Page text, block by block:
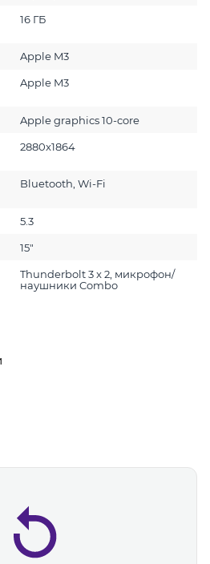
16 ГБ
Apple M3
Apple M3
Apple graphics 10-core
2880x1864
Bluetooth, Wi-Fi
5.3
15"
Thunderbolt 3 x 2, микрофон/
наушники Combo